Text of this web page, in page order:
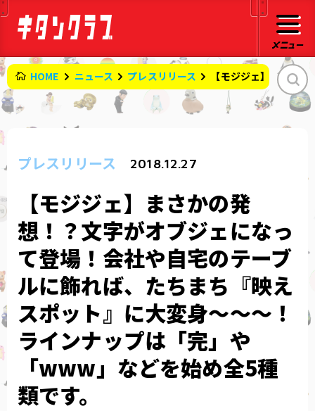
HOME ニュース プレスリリース 【モジジェ】まさか
プレスリリース 2018.12.27
【モジジェ】まさかの発
想！？文字がオブジェになっ
て登場！会社や自宅のテーブ
ルに飾れば、たちまち『映え
スポット』に大変身〜〜〜！
ラインナップは「完」や
「www」などを始め全5種
類です。